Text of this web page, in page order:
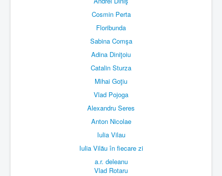
Cosmin Perta
Floribunda
Sabina Comşa
Adina Diniţoiu
Catalin Sturza
Mihai Goţiu
Vlad Pojoga
Alexandru Seres
Anton Nicolae
Iulia Vilau
Iulia Vilău în fiecare zi
a.r. deleanu
Vlad Rotaru